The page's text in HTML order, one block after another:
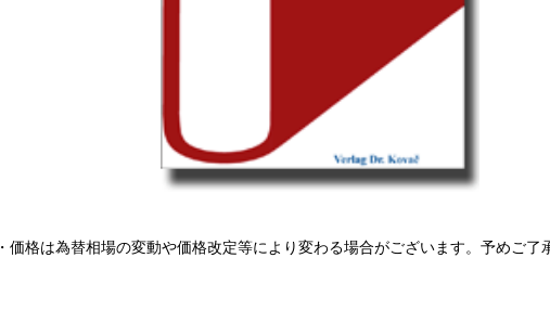
・価格は為替相場の変動や価格改定等により変わる場合がございます。予めご了